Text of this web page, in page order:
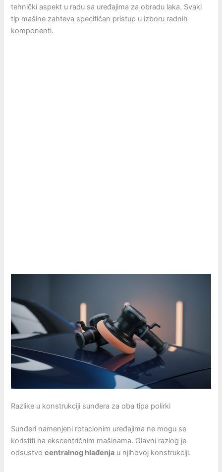
tehnički aspekt u radu sa uređajima za obradu laka. Svaki
tip mašine zahteva specifičan pristup u izboru radnih
komponenti.
Razlike u konstrukciji sunđera za oba tipa polirki
Sunđeri namenjeni rotacionim uređajima ne mogu se
koristiti na ekscentričnim mašinama. Glavni razlog je
odsustvocentralnog hlađenja u njihovoj konstrukciji.